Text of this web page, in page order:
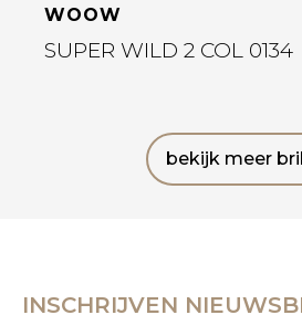
WOOW
SUPER WILD 2 COL 0134
bekijk meer
INSCHRIJVEN